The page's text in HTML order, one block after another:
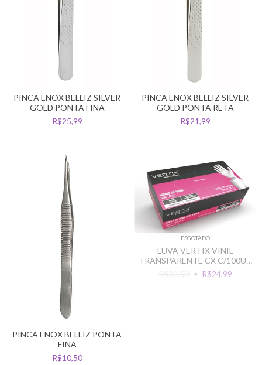
PINCA ENOX BELLIZ SILVER
GOLD PONTA FINA
R$25,99
PINCA ENOX BELLIZ SILVER
GOLD PONTA RETA
R$21,99
PINCA ENOX BELLIZ PONTA
FINA
R$10,50
ESGOTADO
LUVA VERTIX VINIL
TRANSPARENTE CX C/100UN
SEM TALCO
R$32,50 R$24,99